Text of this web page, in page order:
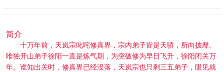
简介
十万年前，天岚宗叱咤修真界，宗内弟子皆是天骄，所向披靡。
唯独开山弟子徐阳一直是炼气期，为突破修为早日飞升，徐阳闭关万
年。谁知出关时，修真界已经没落，天岚宗也只剩三五弟子，眼见就